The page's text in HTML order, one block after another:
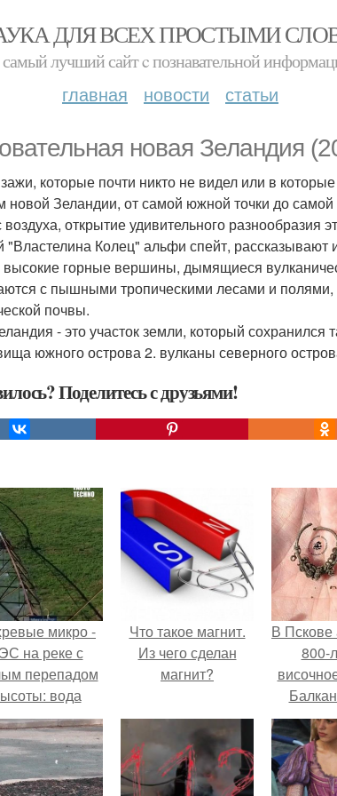
ДЛЯ ВСЕХ ПРОСТЫМИ
самый лучший сайт c познавательной
главная новости статьи
новая Зеландия
которые почти никто не видел или в
новой Зеландии, от самой южной точки до
открытие удивительного разнообразия
"Властелина Колец" альфи спейт,
горные вершины, дымящиеся
с пышными тропическими лесами и
почвы.
- это участок земли, который сохранился
южного острова 2. вулканы северного
Поделитесь с друзьями!
микро -
на реке с
перепадом
вода
в
камере и
вращает
Что такое магнит.
Из чего сделан
магнит?
В Пскове
800-